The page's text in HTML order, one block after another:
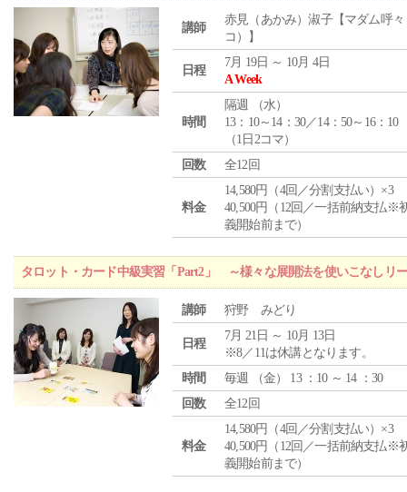
講師
赤見（あかみ）淑子【マダム呼々
コ）】
日程
7月 19日 ～ 10月 4日
A Week
時間
隔週 （水）
13：10～14：30／14：50～16：10
（1日2コマ）
回数
全12回
料金
14,580円（4回／分割支払い）×3
40,500円（12回／一括前納支払※
義開始前まで）
タロット・カード中級実習「Part2」 ～様々な展開法を使いこなしリ
講師 狩野 みどり
日程
7月 21日 ～ 10月 13日
※8／11は休講となります。
時間
毎週 （金） 13 ：10 ～ 14 ：30
回数
全12回
料金
14,580円（4回／分割支払い）×3
40,500円（12回／一括前納支払※
義開始前まで）